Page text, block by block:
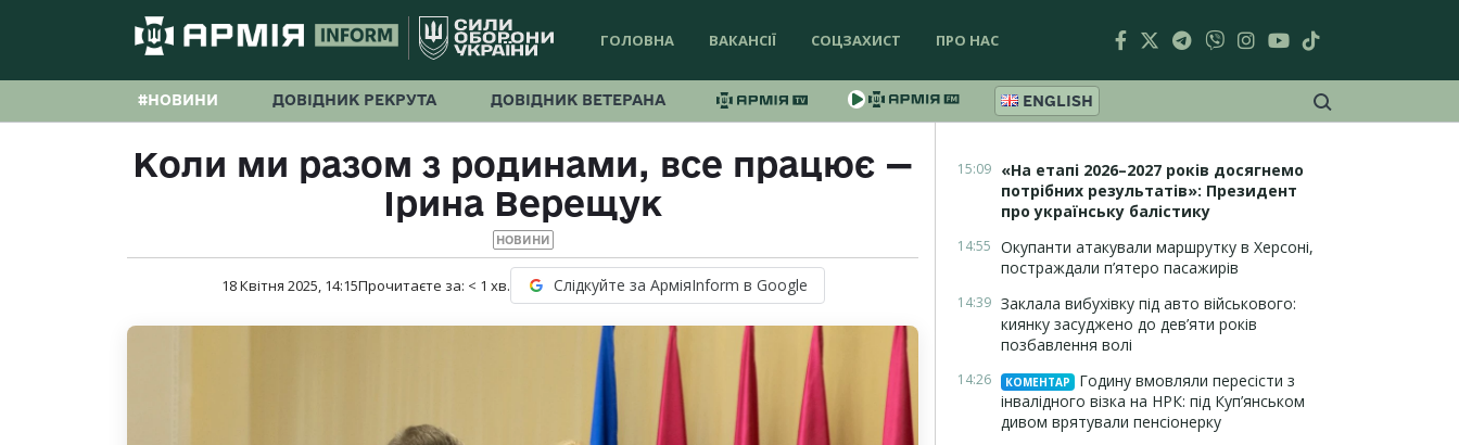
ГОЛОВНА ВАКАНСІЇ СОЦЗАХИСТ ПРО НАС
#НОВИНИ ДОВІДНИК РЕКРУТА ДОВІДНИК ВЕТЕРАНА ENGLISH
Коли ми разом з родинами, все працює —
Ірина Верещук
НОВИНИ
18 Квітня 2025, 14:15Прочитаєте за: < 1 хв. Слідкуйте за АрміяInform в Google
15:09 «На етапі 2026–2027 років досягнемо
потрібних результатів»: Президент
про українську балістику
14:55 Окупанти атакували маршрутку в Херсоні,
постраждали п’ятеро пасажирів
14:39 Заклала вибухівку під авто військового:
киянку засуджено до дев’яти років
позбавлення волі
14:26 КОМЕНТАР
Годину вмовляли пересісти з
інвалідного візка на НРК: під Куп’янськом
дивом врятували пенсіонерку